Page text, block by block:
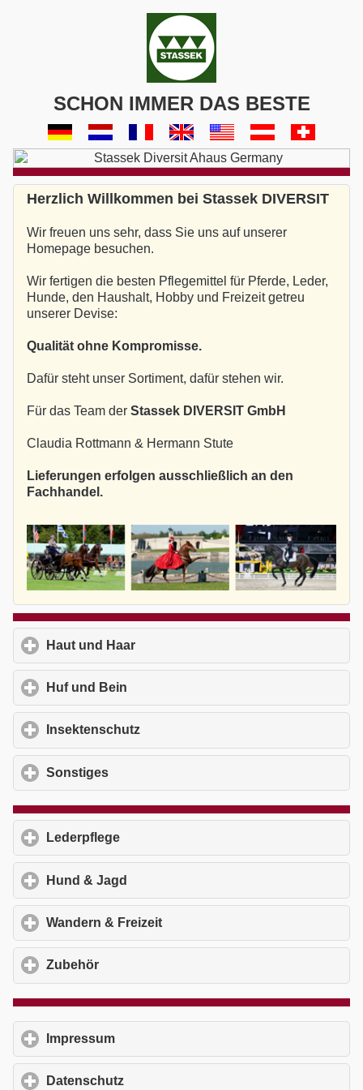
SCHON IMMER DAS BESTE
Herzlich Willkommen bei Stassek DIVERSIT
Wir freuen uns sehr, dass Sie uns auf unserer
Homepage besuchen.
Wir fertigen die besten Pflegemittel für Pferde, Leder,
Hunde, den Haushalt, Hobby und Freizeit getreu
unserer Devise:
Qualität ohne Kompromisse.
Dafür steht unser Sortiment, dafür stehen wir.
Für das Team der Stassek DIVERSIT GmbH
Claudia Rottmann & Hermann Stute
Lieferungen erfolgen ausschließlich an den
Fachhandel.
Haut und Haar
Huf und Bein
Insektenschutz
Sonstiges
Lederpflege
Hund & Jagd
Wandern & Freizeit
Zubehör
Impressum
Datenschutz